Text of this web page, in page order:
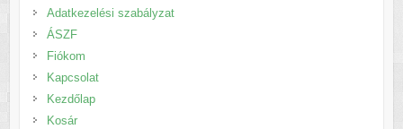
Adatkezelési szabályzat
ÁSZF
Fiókom
Kapcsolat
Kezdőlap
Kosár